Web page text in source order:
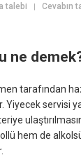
talebi |Cevabın
ne
tarafından
Yiyecek servisi
hem de